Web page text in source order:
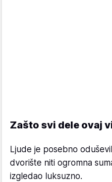
Zašto svi dele ovaj
Ljude je posebno
dvorište niti ogromna
izgledao luksuzno.